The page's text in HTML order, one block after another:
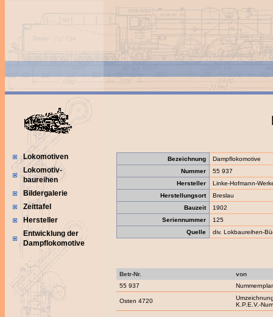
Lokomotiven
Lokomotiv-
baureihen
Bildergalerie
Zeittafel
Hersteller
Entwicklung der
Dampflokomotive
Bezeichnung
Dampflokomotive
Nummer
55 937
Hersteller
Linke-Hofmann-
Herstellungsort
Breslau
Bauzeit
1902
Seriennummer
125
Quelle
div. Lokbaureihen-
Betr-Nr.
von
55 937
Osten 4720
K.P.E.V.-